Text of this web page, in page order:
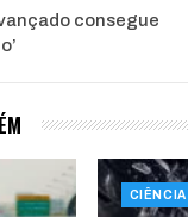
consegue